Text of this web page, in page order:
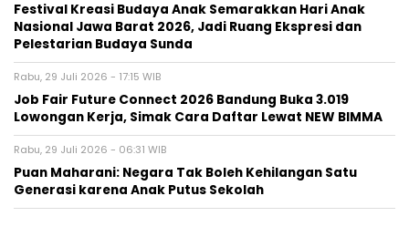
Festival Kreasi Budaya Anak Semarakkan Hari Anak
Nasional Jawa Barat 2026, Jadi Ruang Ekspresi dan
Pelestarian Budaya Sunda
Rabu, 29 Juli 2026 - 17:15 WIB
Job Fair Future Connect 2026 Bandung Buka 3.019
Lowongan Kerja, Simak Cara Daftar Lewat NEW BIMMA
Rabu, 29 Juli 2026 - 06:31 WIB
Puan Maharani: Negara Tak Boleh Kehilangan Satu
Generasi karena Anak Putus Sekolah